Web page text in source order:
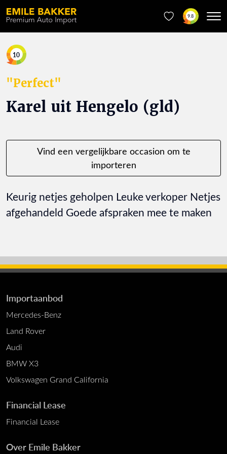
9.8
10
"Perfect"
Karel uit Hengelo (gld)
Vind een vergelijkbare occasion om te
importeren
Keurig netjes geholpen Leuke verkoper Netjes
afgehandeld Goede afspraken mee te maken
Importaanbod
Mercedes-Benz
Land Rover
Audi
BMW X3
Volkswagen Grand California
Financial Lease
Financial Lease
Over Emile Bakker